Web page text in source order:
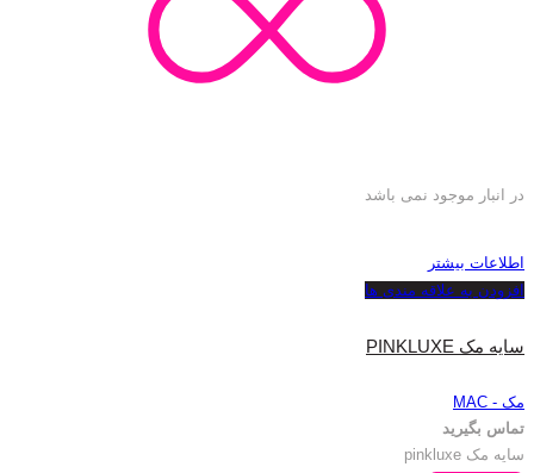
در انبار موجود نمی باشد
اطلاعات بیشتر
افزودن به علاقه مندی ها
سایه مک PINKLUXE
مک - MAC
تماس بگیرید
سایه مک pinkluxe